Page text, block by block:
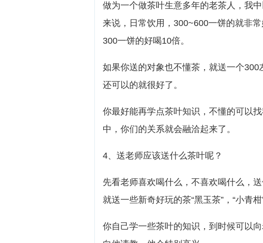
做为一个做茶叶生意多年的老茶人，我
来说，日常饮用，300~600一饼的就非
300一饼的好喝10倍。
如果你送的对象也不懂茶，就送一个
还可以的就很好了。
你最好能再学点茶叶知识，不懂的可以
中，你们的关系就会融洽起来了。
4、送老师应该送什么茶叶呢？
先看老师喜欢喝什么，不喜欢喝什么，
就送一些新奇好玩的茶“黑玉茶”，“小青柑
你自己学一些茶叶的知识，到时候可以